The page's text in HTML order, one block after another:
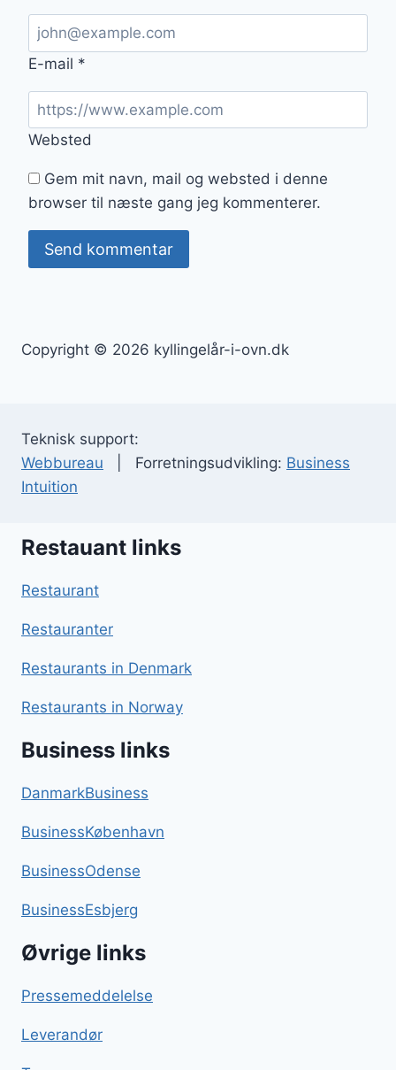
E-mail *
Websted
Gem mit navn, mail og websted i denne
browser til næste gang jeg kommenterer.
Copyright © 2026 kyllingelår-i-ovn.dk
Teknisk support:
Webbureau | Forretningsudvikling: Business
Intuition
Restauant links
Restaurant
Restauranter
Restaurants in Denmark
Restaurants in Norway
Business links
DanmarkBusiness
BusinessKøbenhavn
BusinessOdense
BusinessEsbjerg
Øvrige links
Pressemeddelelse
Leverandør